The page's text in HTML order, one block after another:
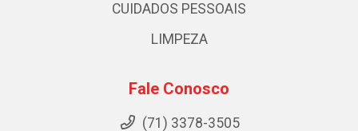
CUIDADOS PESSOAIS
LIMPEZA
Fale Conosco
(71) 3378-3505